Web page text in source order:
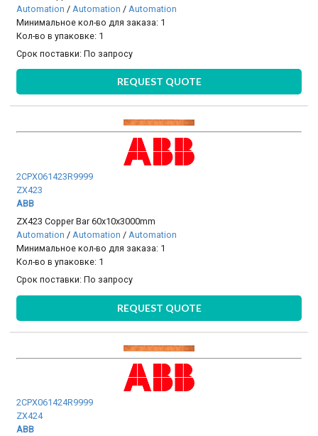
Automation / Automation / Automation
Минимальное кол-во для заказа: 1
Кол-во в упаковке: 1
Срок поставки:По запросу
REQUEST QUOTE
2CPX061423R9999
ZX423
ABB
ZX423 Copper Bar 60x10x3000mm
Automation /Automation /Automation
Минимальное кол-во для заказа: 1
Кол-во в упаковке: 1
Срок поставки:По запросу
REQUEST QUOTE
2CPX061424R9999
ZX424
ABB